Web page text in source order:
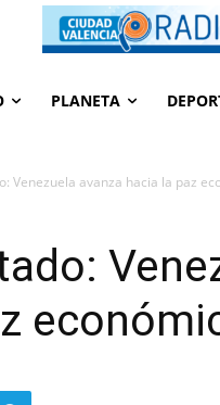
PLANETA
Venezuela avanza hacia la paz